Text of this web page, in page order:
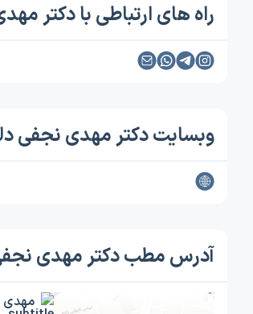
راه های ارتباطی با دکتر
وبسایت دکتر مهدی نجفی
آدرس مطب دکتر مهدی
مهدی